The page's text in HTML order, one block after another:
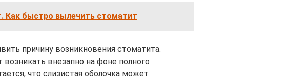
Как быстро вылечить стоматит
причину возникновения стоматита.
внезапно на фоне полного
что слизистая оболочка может